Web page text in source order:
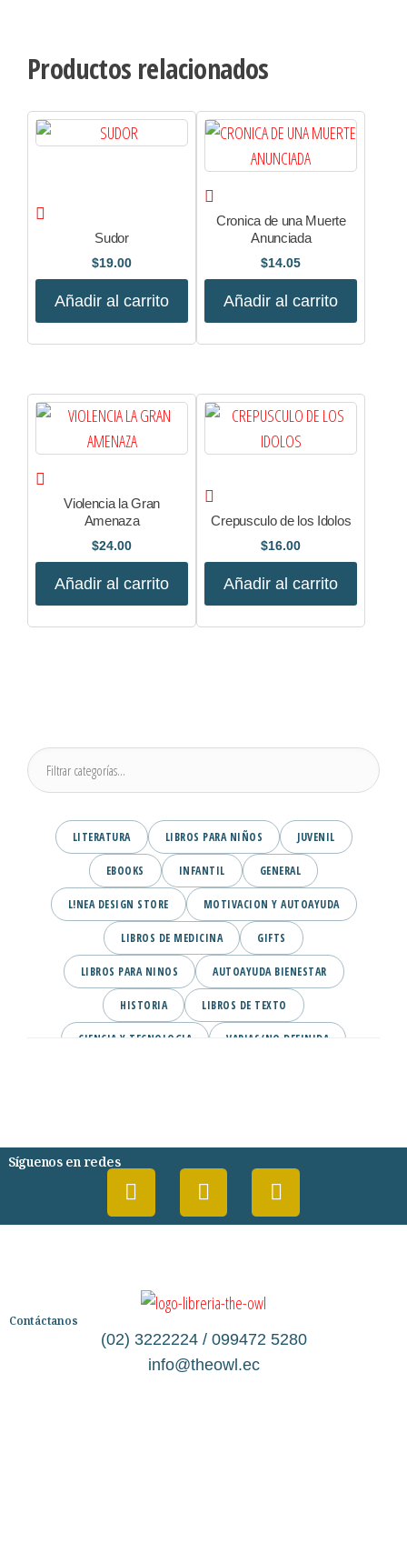
Productos relacionados
Sudor
$19.00
Añadir al carrito
Cronica de una Muerte
Anunciada
$14.05
Añadir al carrito
Violencia la Gran
Amenaza
$24.00
Añadir al carrito
Crepusculo de los Idolos
$16.00
Añadir al carrito
LITERATURA LIBROS PARA NIÑOS JUVENIL
EBOOKS INFANTIL GENERAL
L!NEA DESIGN STORE MOTIVACION Y AUTOAYUDA
LIBROS DE MEDICINA GIFTS
LIBROS PARA NINOS AUTOAYUDA BIENESTAR
HISTORIA LIBROS DE TEXTO
CIENCIA Y TECNOLOGIA VARIAS/NO DEFINIDA
Síguenos en redes
Contáctanos
(02) 3222224 / 099472 5280
info@theowl.ec